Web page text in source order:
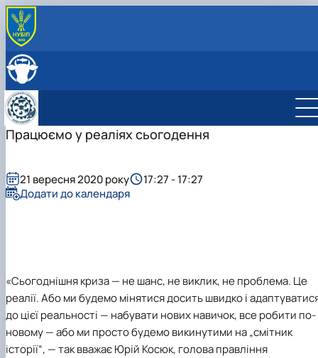
ПРО КАФЕДРУ
Співпраця з роботодавцями
Відеотур кафедрою
ОСВІТНЯ ДІЯЛЬНІСТЬ
Навчальні лабораторії
Сертифікатні курси
Робочі програми
Практика студентів
НАУКОВА ДІЯЛЬНІСТЬ
Наукова робота
Дорадча діяльність
Підготовка аспірантів та докторантів
Наукові здобутки кафедри
МІЖНАРОДНА ДІЯЛЬНІСТЬ
Працюємо у реаліях сьогодення
«Сьогоднішня криза — не шанс, не виклик, не проблема. Це
реалії. Або ми будемо мінятися досить швидко і
до цієї реальності — набувати нових навичок, все робити по-
новому — або ми просто будемо викинутими на „смітник
історії“, — так вважає Юрій Косюк, голова правління
21 вересня 2020 року
17:27 - 17:27
Додати до календаря